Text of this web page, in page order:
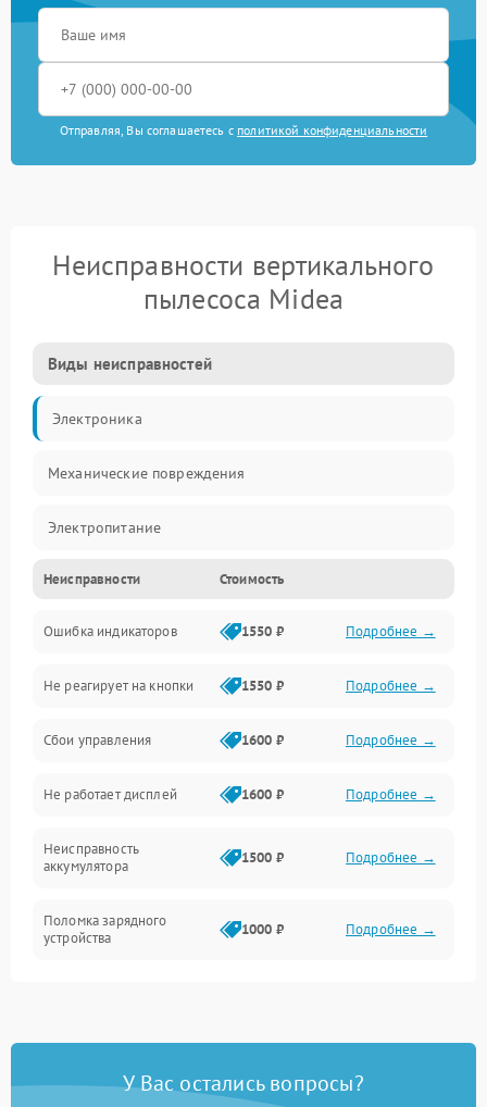
Отправляя, Вы соглашаетесь с политикой конфиденциальности
Неисправности вертикального
пылесоса Midea
Виды неисправностей
Электроника
Механические повреждения
Электропитание
Механика
Аккумулятор
Работа системы
Всасывание
Засор
Привод
Электронные компоненты
Неисправности Стоимость
Ошибка индикаторов 1550 ₽ Подробнее →
Не реагирует на кнопки 1550 ₽ Подробнее →
Сбои управления 1600 ₽ Подробнее →
Не работает дисплей 1600 ₽ Подробнее →
Неисправность
аккумулятора
1500 ₽ Подробнее →
Поломка зарядного
устройства
1000 ₽ Подробнее →
Поломка кнопки
У Вас остались вопросы?